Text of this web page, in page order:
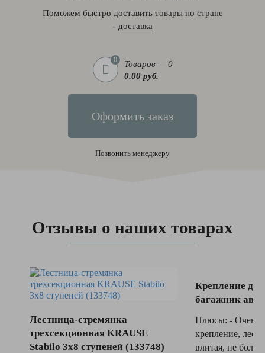
Поможем быстро доставить товары по стране
- доставка
0
Товаров — 0
0.00 руб.
Оформить заказ
Позвонить менеджеру
Отзывы о наших товарах
Лестница-стремянка
трехсекционная KRAUSE
Stabilo 3x8 ступеней (133748)
Крепление
багажник авто
Плюсы: - Очень
крепление,
влитая, не